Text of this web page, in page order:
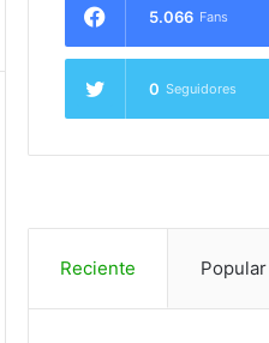
5.066 Fans
0 Seguidores
Reciente Popular